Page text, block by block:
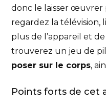
donc le laisser œuvrer
regardez la télévision,
plus de l’appareil et
trouverez un jeu de
poser sur le corps,
Points forts de cet